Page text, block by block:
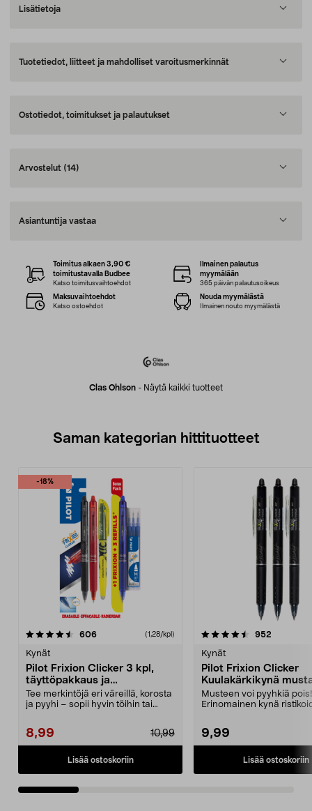
Lisätietoja
Tuotetiedot, liitteet ja mahdolliset varoitusmerkinnät
Ostotiedot, toimitukset ja palautukset
Arvostelut (14)
Asiantuntija vastaa
Clas Ohlson - Näytä kaikki tuotteet
Toimitus alkaen 3,90 €
toimitustavalla Budbee
Katso toimitusvaihtoehdot
Ilmainen palautus
myymälään
365 päivän palautusoikeus
Maksuvaihtoehdot
Katso ostoehdot
Nouda myymälästä
Ilmainen nouto myymälästä
Saman kategorian hittituotteet
-18%
606arvostelut (1,28/kpl)
Kynät
Pilot Frixion Clicker 3 kpl,
täyttöpakkaus ja
korostuskynä
Tee merkintöjä eri väreillä, korosta
ja pyyhi – sopii hyvin töihin tai
8,99 10,99
Lisää ostoskoriin
4.5 viidestä
952
Kynät
Pilot Frixion Clicker
Kuulakärkikynä
Musteen voi pyyhkiä pois!
Erinomainen kynä
9,99
Lisää ostoskoriin
4.5 viidestä